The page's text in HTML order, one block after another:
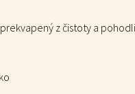
z čistoty a